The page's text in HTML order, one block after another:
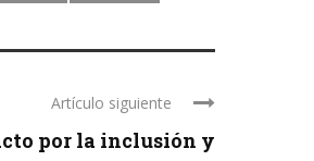
Artículo siguiente
por la inclusión y